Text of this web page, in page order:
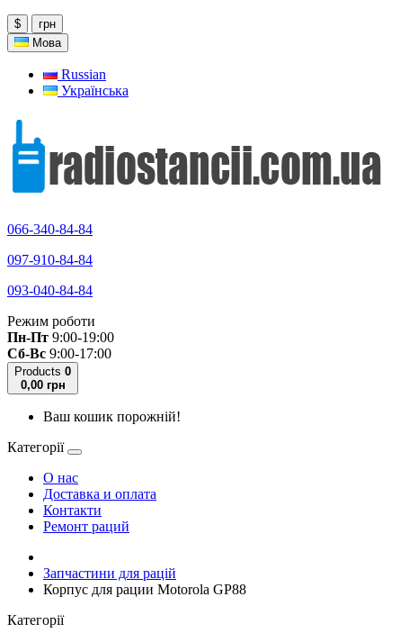
$
грн
Мова
Russian
Українська
066-340-84-84
097-910-84-84
093-040-84-84
Режим роботи
Пн-Пт 9:00-19:00
Сб-Вс 9:00-17:00
Products 0
0,00 грн
Ваш кошик порожній!
Категорії
О нас
Доставка и оплата
Контакти
Ремонт раций
Запчастини для рацій
Корпус для рации Motorola GP88
Категорії